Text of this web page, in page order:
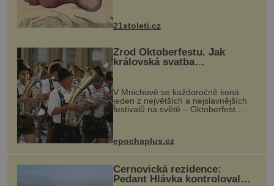
nohou, a způsobuje bole...
21stoleti.cz
Zrod Oktoberfestu. Jak
královská svatba
odstartovala největší pivní
festival světa
V Mnichově se každoročně koná
jeden z největších a nejslavnějších
festivalů na světě – Oktoberfest.
návštěvníků, kteří si vychutnávají
kultur...
epochaplus.cz
Černovická rezidence:
Pedant Hlávka kontroloval